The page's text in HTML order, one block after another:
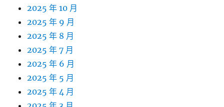
2025 年 10 月
2025 年 9 月
2025 年 8 月
2025 年 7 月
2025 年 6 月
2025 年 5 月
2025 年 4 月